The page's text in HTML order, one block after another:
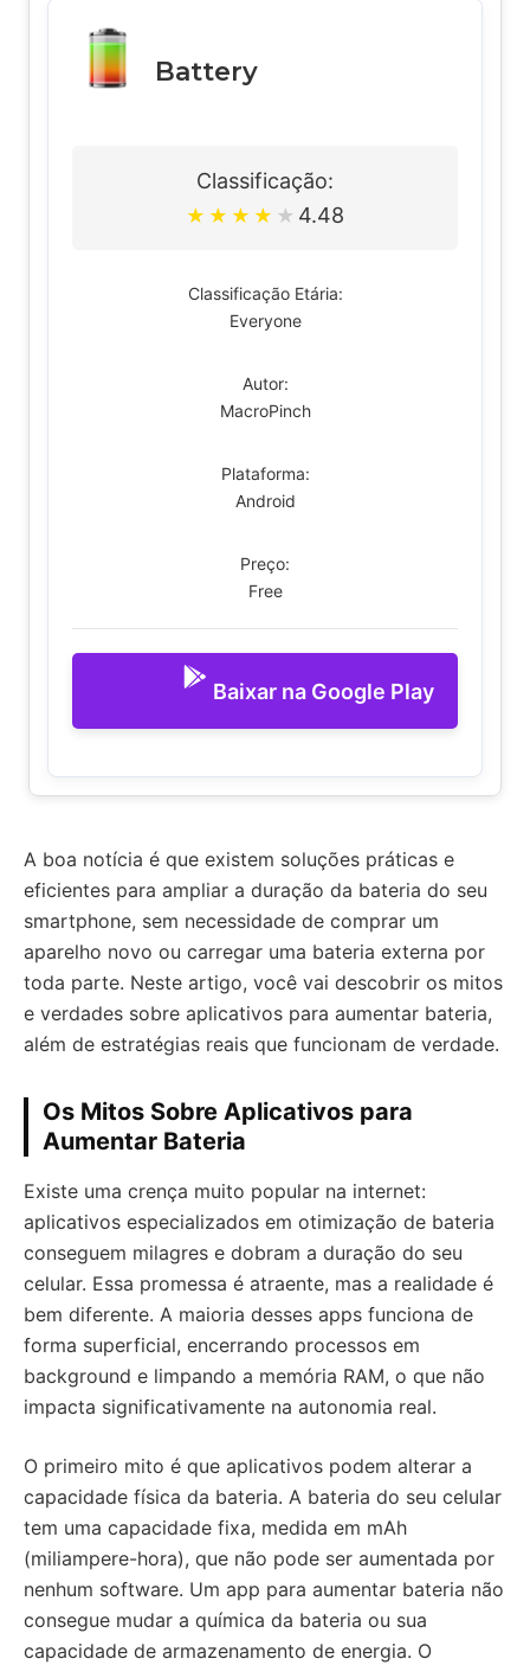
Battery
Classificação:
★ ★ ★ ★ ★ 4.48
Classificação Etária:
Everyone
Autor:
MacroPinch
Plataforma:
Android
Preço:
Free
Baixar na Google Play
A boa notícia é que existem soluções práticas e
eficientes para ampliar a duração da bateria do seu
smartphone, sem necessidade de comprar um
aparelho novo ou carregar uma bateria externa por
toda parte. Neste artigo, você vai descobrir os mitos
e verdades sobre aplicativos para aumentar bateria,
além de estratégias reais que funcionam de verdade.
Os Mitos Sobre Aplicativos para
Aumentar Bateria
Existe uma crença muito popular na internet:
aplicativos especializados em otimização de bateria
conseguem milagres e dobram a duração do seu
celular. Essa promessa é atraente, mas a realidade é
bem diferente. A maioria desses apps funciona de
forma superficial, encerrando processos em
background e limpando a memória RAM, o que não
impacta significativamente na autonomia real.
O primeiro mito é que aplicativos podem alterar a
capacidade física da bateria. A bateria do seu celular
tem uma capacidade fixa, medida em mAh
(miliampere-hora), que não pode ser aumentada por
nenhum software. Um app para aumentar bateria não
consegue mudar a química da bateria ou sua
capacidade de armazenamento de energia. O